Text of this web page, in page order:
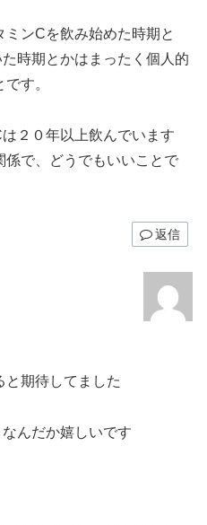
ンCを飲み始めた時期と
時期とかはまったく個人的
す。
２０年以上飲んでいます
係で、どうでもいいことで
返信
と期待してました
んだか嬉しいです